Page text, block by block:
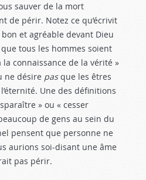
sauver de la mort
de périr. Notez ce qu’écrivit
bon et agréable devant Dieu
tous les hommes soient
connaissance de la vérité »
ne désire pasque les êtres
Une des définitions
» ou « cesser
de gens au sein du
pensent que personne ne
aurions soi-disant une âme
pas périr.